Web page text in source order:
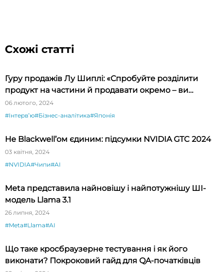
Схожі статті
Гуру продажів Лу Шиплі: «Спробуйте розділити
продукт на частини й продавати окремо – ви
будете вражені»
06 лютого, 2024
#Інтервʼю#Бізнес-аналітика#Японія
Не Blackwell’ом єдиним: підсумки NVIDIA GTC 2024
03 квітня, 2024
#NVIDIA#Чипи#AI
Meta представила найновішу і найпотужнішу ШІ-
модель Llama 3.1
26 липня, 2024
#Meta#Llama#AI
Що таке кросбраузерне тестування і як його
виконати? Покроковий гайд для QA-початківців